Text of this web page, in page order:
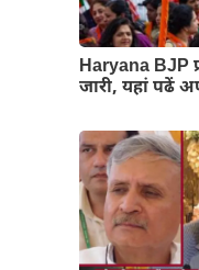
Haryana BJP
जारी, यहां पढें